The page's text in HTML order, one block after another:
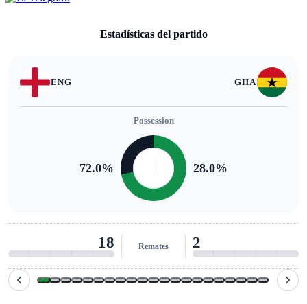
Estadísticas del partido
ENG GHA
Possession
72.0% 28.0%
18 Remates 2